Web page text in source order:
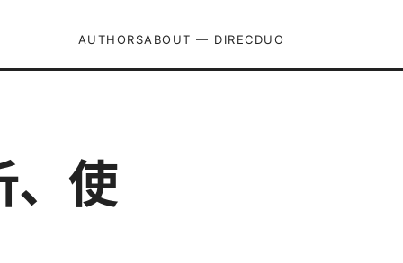
AUTHORSABOUT — DIRECDUO
、使